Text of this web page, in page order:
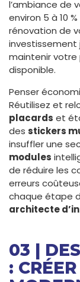
l’ambiance de
environ 5 à 10
rénovation de
investissement
maintenir
disponible.
Penser
Réutilisez et
placards et
des stickers
insuffler une
modules
de réduire les
erreurs
chaque étape
architecte
03 |
: